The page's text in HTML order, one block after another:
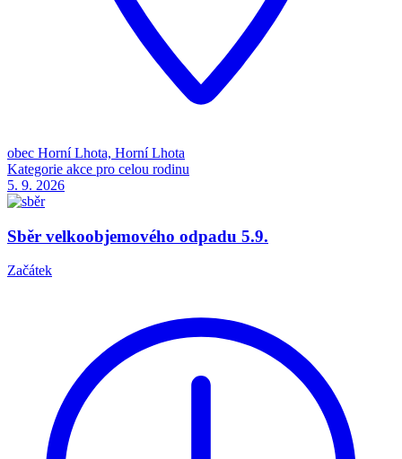
obec Horní Lhota, Horní Lhota
Kategorie akce pro celou rodinu
5. 9. 2026
Sběr velkoobjemového odpadu 5.9.
Začátek